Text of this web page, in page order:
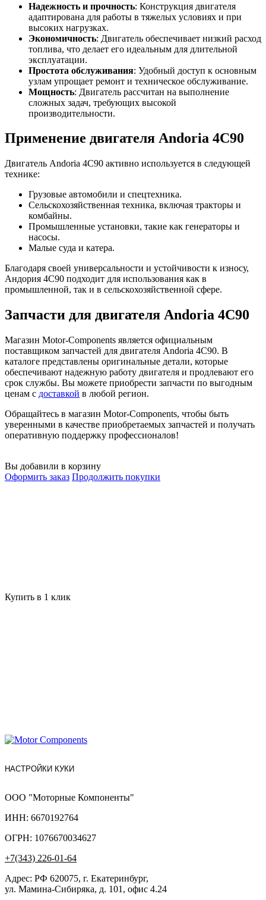
Надежность и прочность: Конструкция двигателя
адаптирована для работы в тяжелых условиях и при
высоких нагрузках.
Экономичность: Двигатель обеспечивает низкий расход
топлива, что делает его идеальным для длительной
эксплуатации.
Простота обслуживания: Удобный доступ к основным
узлам упрощает ремонт и техническое обслуживание.
Мощность: Двигатель рассчитан на выполнение
сложных задач, требующих высокой
производительности.
Применение двигателя Andoria 4C90
Двигатель Andoria 4C90 активно используется в следующей
технике:
Грузовые автомобили и спецтехника.
Сельскохозяйственная техника, включая тракторы и
комбайны.
Промышленные установки, такие как генераторы и
насосы.
Малые суда и катера.
Благодаря своей универсальности и устойчивости к износу,
Андория 4C90 подходит для использования как в
промышленной, так и в сельскохозяйственной сфере.
Запчасти для двигателя Andoria 4C90
Магазин Motor-Components является официальным
поставщиком запчастей для двигателя Andoria 4C90. В
каталоге представлены оригинальные детали, которые
обеспечивают надежную работу двигателя и продлевают его
срок службы. Вы можете приобрести запчасти по выгодным
ценам с доставкой в любой регион.
Обращайтесь в магазин Motor-Components, чтобы быть
уверенными в качестве приобретаемых запчастей и получать
оперативную поддержку профессионалов!
Вы добавили в корзину
Оформить заказ Продолжить покупки
Купить в 1 клик
НАСТРОЙКИ КУКИ
ООО "Моторные Компоненты"
ИНН: 6670192764
ОГРН: 1076670034627
+7(343) 226-01-64
Адрес: РФ 620075, г. Екатеринбург,
ул. Мамина-Сибиряка, д. 101, офис 4.24